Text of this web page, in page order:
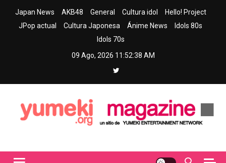
Japan News AKB48 General Cultura idol
Hello! Project
JPop actual
Cultura Japonesa Ánime News
Idols 80s
Idols 70s
09 Ago, 2026 11:52:39 AM